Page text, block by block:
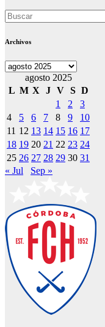
Archivos
Archivos
agosto 2025
L M X J V S D
1
2
3
4
5 6 7 8 9
10
11 12 13 14 15 16 17
18 19 20 21 22 23 24
25 26 27 28 29 30 31
« Jul
Sep »